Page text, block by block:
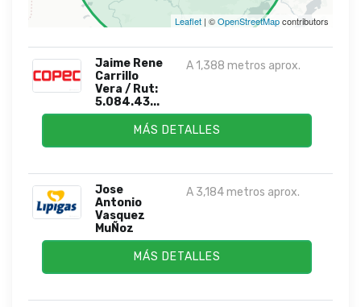
Leaflet | ©OpenStreetMapcontributors
Jaime Rene
Carrillo
Vera / Rut:
5.084.43...
A 1,388 metros aprox.
MÁS DETALLES
Jose
Antonio
Vasquez
MuÑoz
A 3,184 metros aprox.
MÁS DETALLES